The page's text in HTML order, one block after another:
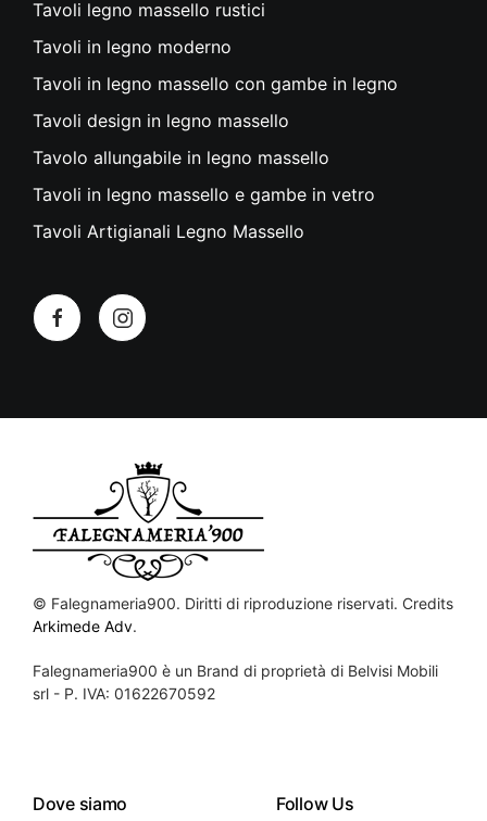
Tavoli legno massello rustici
Tavoli in legno moderno
Tavoli in legno massello con gambe in legno
Tavoli design in legno massello
Tavolo allungabile in legno massello
Tavoli in legno massello e gambe in vetro
Tavoli Artigianali Legno Massello
© Falegnameria900. Diritti di riproduzione riservati. Credits
Arkimede Adv.
Falegnameria900 è un Brand di proprietà di Belvisi Mobili
srl - P. IVA: 01622670592
Dove siamo Follow Us